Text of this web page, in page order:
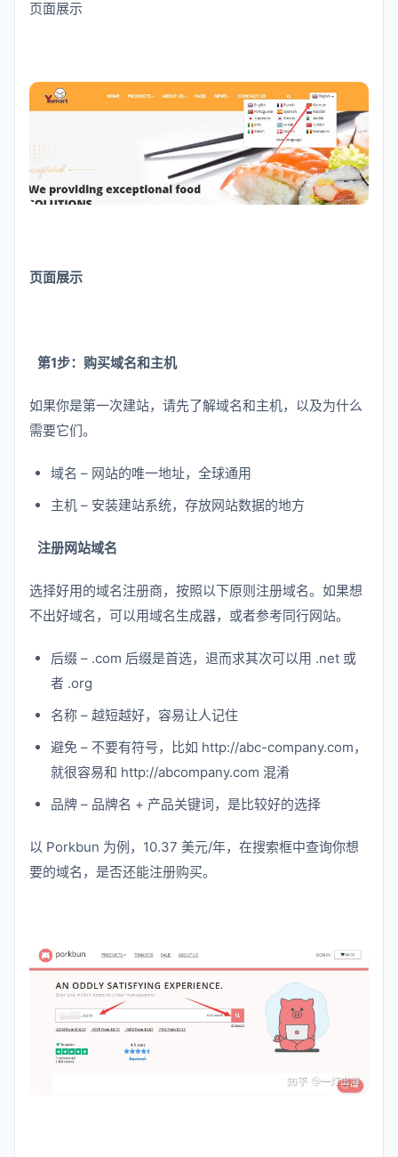
页面展示
页面展示
第1步：购买域名和主机
如果你是第一次建站，请先了解域名和主机，以及为什么
需要它们。
域名 – 网站的唯一地址，全球通用
主机 – 安装建站系统，存放网站数据的地方
注册网站域名
选择好用的域名注册商，按照以下原则注册域名。如果想
不出好域名，可以用域名生成器，或者参考同行网站。
后缀 – .com 后缀是首选，退而求其次可以用 .net 或
者 .org
名称 – 越短越好，容易让人记住
避免 – 不要有符号，比如 http://abc-company.com，
就很容易和 http://abcompany.com 混淆
品牌 – 品牌名 + 产品关键词，是比较好的选择
以 Porkbun 为例，10.37 美元/年，在搜索框中查询你想
要的域名，是否还能注册购买。